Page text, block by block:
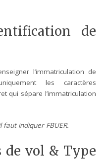
de
l’immatriculation de
les caractères
qui sépare l’immatriculation
faut indiquer FBUER.
de vol & Type